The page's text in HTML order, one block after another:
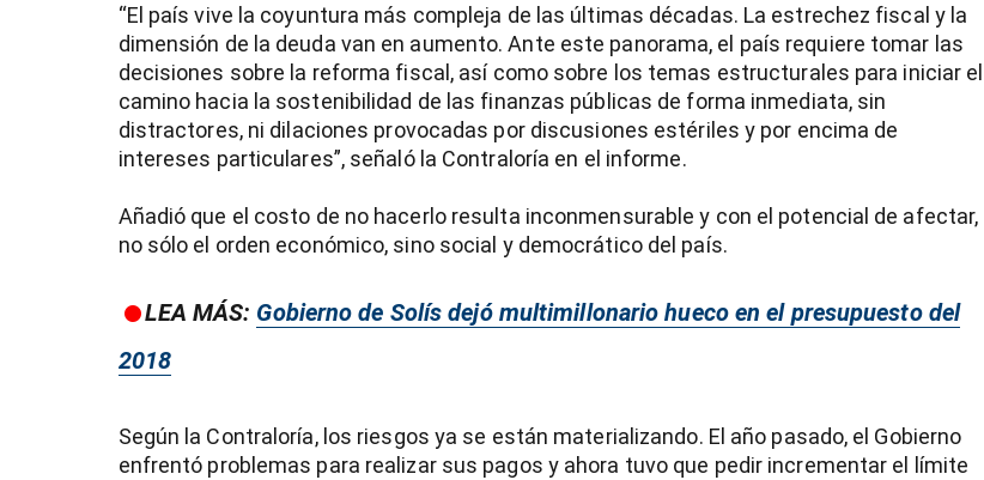
“El país vive la coyuntura más compleja de las últimas décadas. La estrechez fiscal y la
dimensión de la deuda van en aumento. Ante este panorama, el país requiere tomar las
decisiones sobre la reforma fiscal, así como sobre los temas estructurales para iniciar el
camino hacia la sostenibilidad de las finanzas públicas de forma inmediata, sin
distractores, ni dilaciones provocadas por discusiones estériles y por encima de
intereses particulares”, señaló la Contraloría en el informe.
Añadió que el costo de no hacerlo resulta inconmensurable y con el potencial de afectar,
no sólo el orden económico, sino social y democrático del país.
LEA MÁS: Gobierno de Solís dejó multimillonario hueco en el presupuesto del
2018
Según la Contraloría, los riesgos ya se están materializando. El año pasado, el Gobierno
enfrentó problemas para realizar sus pagos y ahora tuvo que pedir incrementar el límite